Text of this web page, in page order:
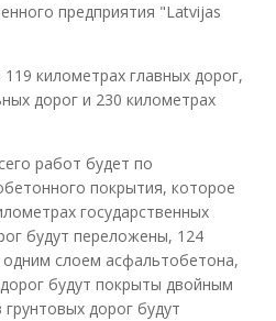
предприятия "Latvijas
километрах главных дорог,
дорог и 230 километрах
работ будет по
покрытия, которое
государственных
будут переложены, 124
слоем асфальтобетона,
будут покрыты двойным
дорог будут